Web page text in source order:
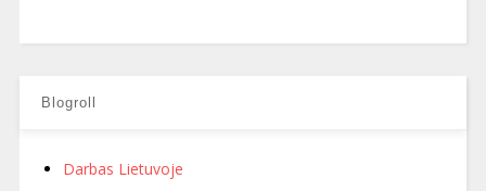
Blogroll
Darbas Lietuvoje